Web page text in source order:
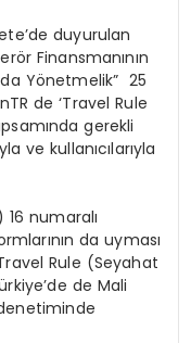
duyurulan
Finansmanının
Yönetmelik” 25
de ‘Travel Rule
gerekli
ve kullanıcılarıyla
numaralı
da uyması
Rule (Seyahat
de Mali